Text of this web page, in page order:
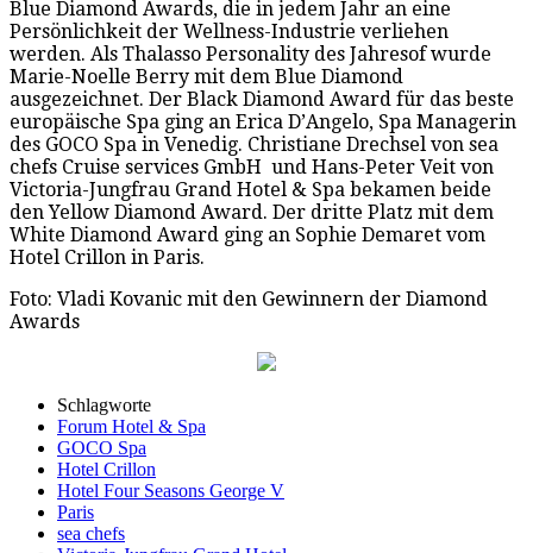
Blue Diamond Awards, die in jedem Jahr an eine
Persönlichkeit der Wellness-Industrie verliehen
werden. Als Thalasso Personality des Jahresof wurde
Marie-Noelle Berry mit dem Blue Diamond
ausgezeichnet. Der Black Diamond Award für das beste
europäische Spa ging an Erica D’Angelo, Spa Managerin
des GOCO Spa in Venedig. Christiane Drechsel von sea
chefs Cruise services GmbH und Hans-Peter Veit von
Victoria-Jungfrau Grand Hotel & Spa bekamen beide
den Yellow Diamond Award. Der dritte Platz mit dem
White Diamond Award ging an Sophie Demaret vom
Hotel Crillon in Paris.
Foto: Vladi Kovanic mit den Gewinnern der Diamond
Awards
Schlagworte
Forum Hotel & Spa
GOCO Spa
Hotel Crillon
Hotel Four Seasons George V
Paris
sea chefs